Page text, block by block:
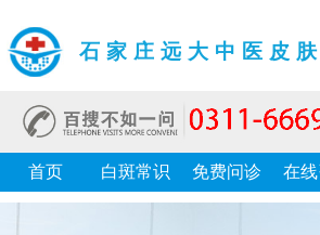
石家庄远大中医皮
首页 白斑常识 免费问诊 在